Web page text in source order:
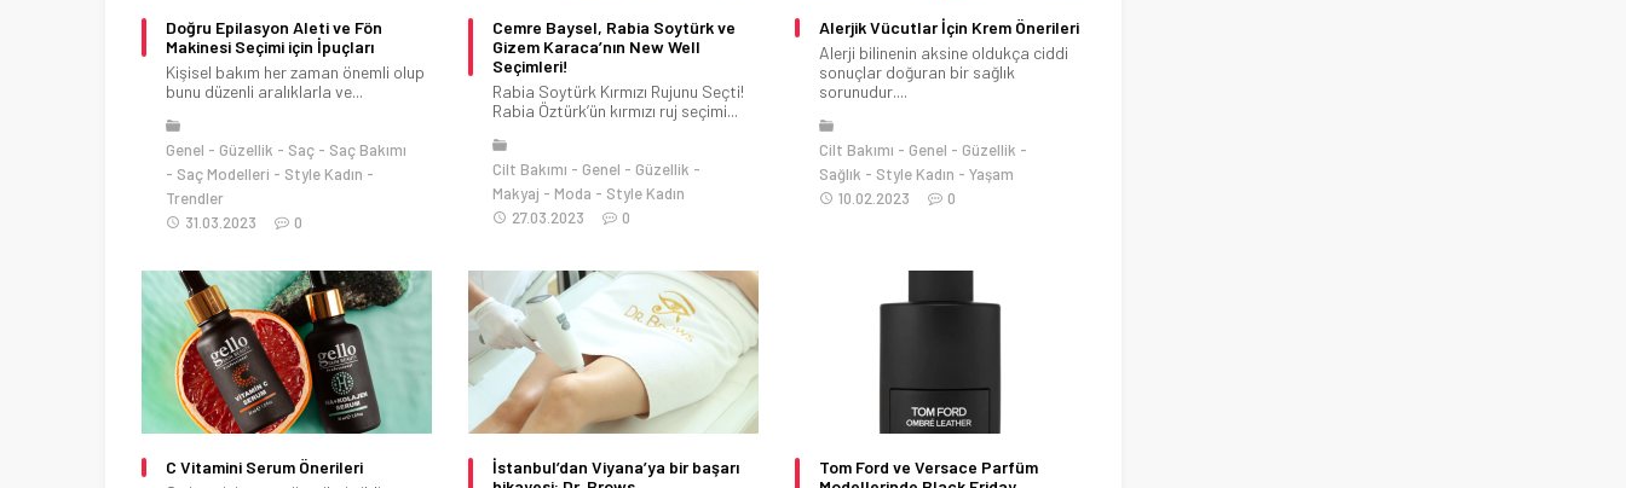
Doğru Epilasyon Aleti ve Fön
Makinesi Seçimi için İpuçları
Kişisel bakım her zaman önemli olup
bunu düzenli aralıklarla ve...
Genel Güzellik Saç
Saç Bakımı
Saç Modelleri
Style Kadın
Trendler
31.03.2023
0
Cemre Baysel, Rabia Soytürk ve
Gizem Karaca’nın New Well
Seçimleri!
Rabia Soytürk Kırmızı Rujunu Seçti!
Rabia Öztürk’ün kırmızı ruj seçimi...
Cilt Bakımı Genel
Güzellik
Makyaj
Moda
Style Kadın
27.03.2023
0
Alerjik Vücutlar İçin Krem Önerileri
Alerji bilinenin aksine oldukça ciddi
sonuçlar doğuran bir sağlık
sorunudur....
Cilt Bakımı Genel
Güzellik
Sağlık
Style Kadın
Yaşam
10.02.2023
0
C Vitamini Serum Önerileri
İstanbul’dan Viyana’ya bir başarı
Tom Ford ve Versace Parfüm